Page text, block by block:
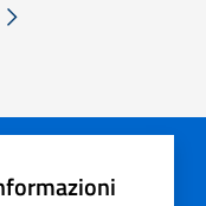
Successiva »